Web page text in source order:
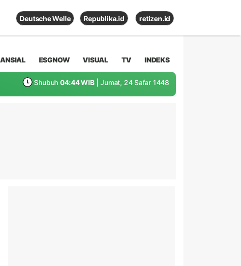
Deutsche Welle Republika.id retizen.id
ESGNOW VISUAL TV INDEKS
Shubuh 04:44 WIB | Jumat, 24 Safar 1448